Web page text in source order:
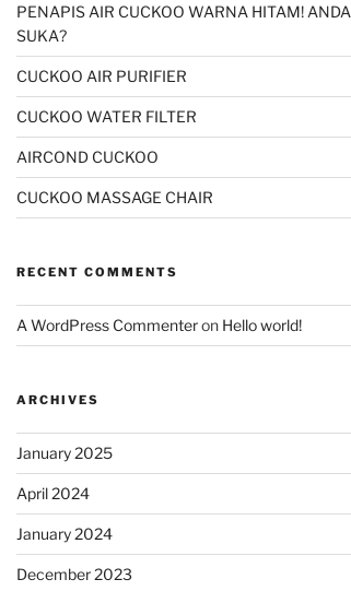
PENAPIS AIR CUCKOO WARNA HITAM! ANDA
SUKA?
CUCKOO AIR PURIFIER
CUCKOO WATER FILTER
AIRCOND CUCKOO
CUCKOO MASSAGE CHAIR
RECENT COMMENTS
A WordPress Commenteron Hello world!
ARCHIVES
January 2025
April 2024
January 2024
December 2023